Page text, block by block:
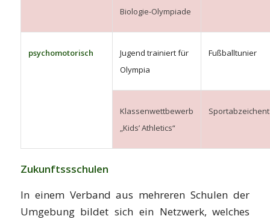
Biologie-Olympiade
psychomotorisch
Jugend trainiert für
Olympia
Fußballtunier
Klassenwettbewerb
„Kids’ Athletics“
Zukunftssschulen
In einem Verband aus mehreren Schulen der
Umgebung bildet sich ein Netzwerk, welches